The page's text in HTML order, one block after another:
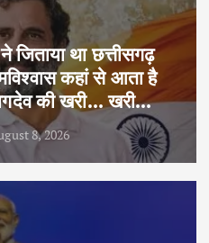
था छत्तीसगढ़
कहां से आता है
की खरी… खरी…
8, 2026